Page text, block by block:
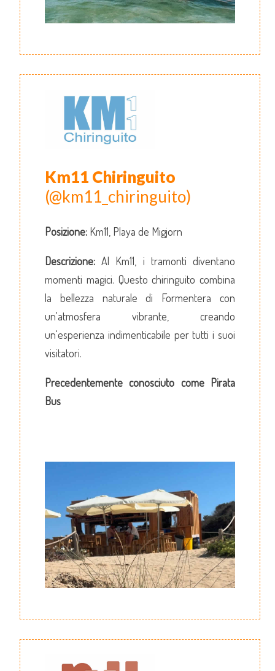
Km11 Chiringuito
(@km11_chiringuito)
Posizione: Km11, Playa de Migjorn
Descrizione: Al Km11, i tramonti diventano
momenti magici. Questo chiringuito combina
la bellezza naturale di Formentera con
un'atmosfera vibrante, creando
un'esperienza indimenticabile per tutti i suoi
visitatori.
Precedentemente conosciuto come Pirata
Bus